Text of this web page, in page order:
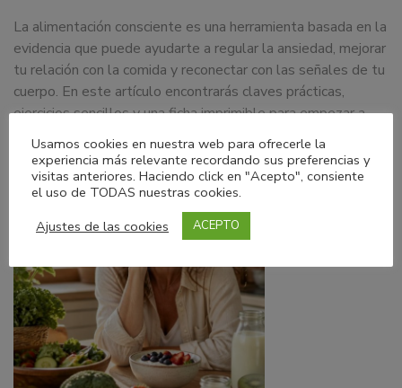
La alimentación consciente es una herramienta basada en la
evidencia que puede ayudarte a regular la ansiedad, mejorar
tu relación con la comida y reconectar con las señales de tu
cuerpo. En este artículo encontrarás claves prácticas,
ejercicios sencillos y una ficha imprimible para empezar a
aplicarla en tu día…
LEER MÁS
Usamos cookies en nuestra web para ofrecerle la
experiencia más relevante recordando sus preferencias y
visitas anteriores. Haciendo click en "Acepto", consiente
el uso de TODAS nuestras cookies.
Ajustes de las cookies
ACEPTO